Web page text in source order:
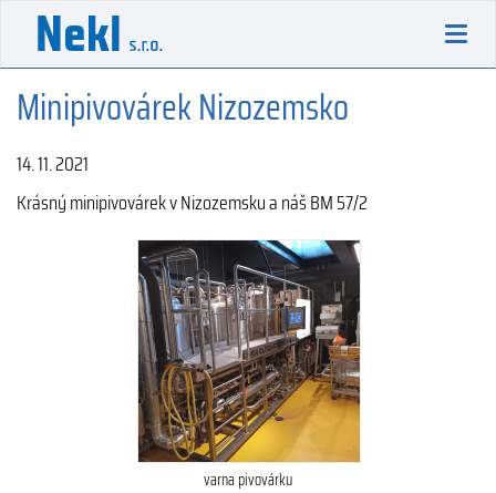
Minipivovárek Nizozemsko
14. 11. 2021
Krásný minipivovárek v Nizozemsku a náš BM 57/2
varna pivovárku